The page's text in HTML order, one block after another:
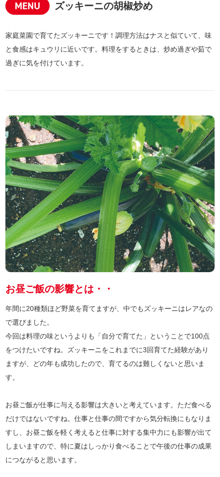
ズッキーニの胡椒炒め
家庭菜園で育てたズッキーニです！調理方法はナスと似ていて、味
と食感はキュウリに近いです。料理をするときは、炒め過ぎや茹で
過ぎに気を付けています。
お昼ご飯の影響とは・・
年間に20種類ほど野菜を育てますが、中でもズッキーニはレアなの
で選びました。
今回は料理の味というよりも「自分で育てた」ということで100点
をつけたいですね。ズッキーニをこれまでに3回育てた経験があり
ますが、どの年も成功したので、育てるのは難しくないと思いま
す。
お昼ご飯が仕事に与える影響は大きいと考えています。ただ食べる
だけではないですね。仕事と仕事の間ですから気分転換にもなりま
すし、お昼ご飯を軽く考えると仕事に対する集中力にも影響が出て
しまいますので、特に夏はしっかり食べることで午後の仕事の成果
につながると思います。